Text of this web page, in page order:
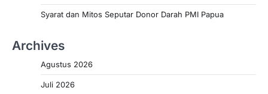
Syarat dan Mitos Seputar Donor Darah PMI Papua
Archives
Agustus 2026
Juli 2026